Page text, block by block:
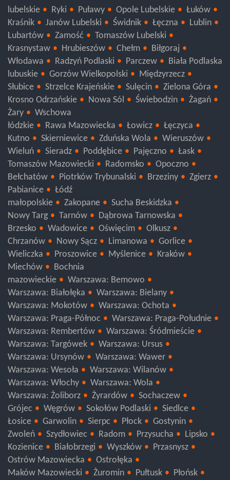
lubelskie
Ryki Puławy Opole Lubelskie
Łuków
Kraśnik
Janów Lubelski Świdnik Łęczna
Lublin
Lubartów
Zamość
Tomaszów Lubelski
Krasnystaw
Hrubieszów Chełm
Biłgoraj
Włodawa
Radzyń Podlaski Parczew
Biała Podlaska
lubuskie
Gorzów Wielkopolski
Międzyrzecz
Słubice
Strzelce Krajeńskie Sulęcin
Zielona Góra
Krosno Odrzańskie
Nowa Sól Świebodzin
Żagań
Żary
Wschowa
łódzkie
Rawa Mazowiecka Łowicz
Łęczyca
Kutno
Skierniewice Zduńska Wola
Wieruszów
Wieluń
Sieradz Poddębice Pajęczno
Łask
Tomaszów Mazowiecki
Radomsko
Opoczno
Bełchatów
Piotrków Trybunalski Brzeziny
Zgierz
Pabianice
Łódź
małopolskie
Zakopane
Sucha Beskidzka
Nowy Targ
Tarnów
Dąbrowa Tarnowska
Brzesko
Wadowice Oświęcim
Olkusz
Chrzanów
Nowy Sącz Limanowa
Gorlice
Wieliczka
Proszowice Myślenice
Kraków
Miechów
Bochnia
mazowieckie
Warszawa: Bemowo
Warszawa: Białołęka
Warszawa: Bielany
Warszawa: Mokotów
Warszawa: Ochota
Warszawa: Praga-Północ
Warszawa: Praga-Południe
Warszawa: Rembertów
Warszawa: Śródmieście
Warszawa: Targówek
Warszawa: Ursus
Warszawa: Ursynów
Warszawa: Wawer
Warszawa: Wesoła
Warszawa: Wilanów
Warszawa: Włochy
Warszawa: Wola
Warszawa: Żoliborz
Żyrardów
Sochaczew
Grójec
Węgrów Sokołów Podlaski
Siedlce
Łosice
Garwolin Sierpc Płock
Gostynin
Zwoleń
Szydłowiec Radom Przysucha
Lipsko
Kozienice
Białobrzegi Wyszków
Przasnysz
Ostrów Mazowiecka
Ostrołęka
Maków Mazowiecki
Żuromin Pułtusk
Płońsk